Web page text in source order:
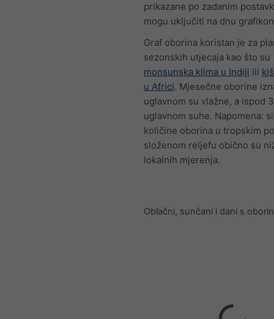
prikazane po zadanim
mogu uključiti na dnu
Graf oborina koristan je za
sezonskih utjecaja kao što su
monsunska klima u Indiji ili
u Africi. Mjesečne oborine
uglavnom su vlažne, a ispod
uglavnom suhe. Napomena:
količine oborina u tropskim
složenom reljefu obično su
lokalnih mjerenja.
Oblačni, sunčani i dani s